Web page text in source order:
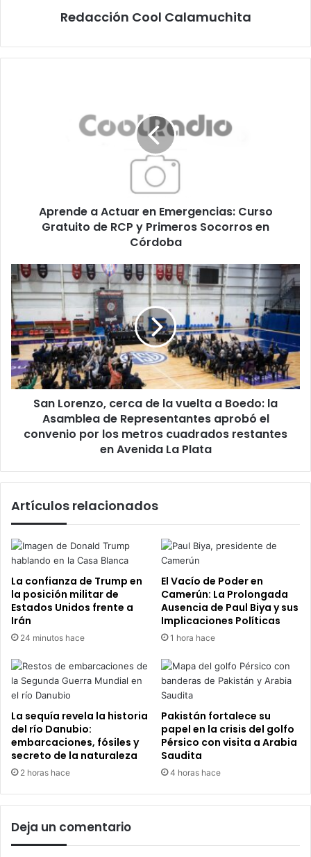
Redacción Cool Calamuchita
Primeros
Córdoba
Aprende a Actuar en Emergencias: Curso
Gratuito de RCP y Primeros Socorros en
Córdoba
San
Lorenzo,
cerca
de
la
vuelta
a
Boedo:
la
Asamblea
Representantes
convenio
los
restantes
en
Avenida
La
Plata
San Lorenzo, cerca de la vuelta a Boedo: la
Asamblea de Representantes aprobó el
convenio por los metros cuadrados restantes
en Avenida La Plata
Artículos relacionados
La confianza de Trump en
la posición militar de
Estados Unidos frente a
Irán
24 minutos hace
El Vacío de Poder en
Camerún: La Prolongada
Ausencia de Paul Biya y sus
Implicaciones Políticas
1 hora hace
La sequía revela la historia
del río Danubio:
embarcaciones, fósiles y
secreto de la naturaleza
2 horas hace
Pakistán fortalece su
papel en la crisis del golfo
Pérsico con visita a Arabia
Saudita
4 horas hace
Deja un comentario